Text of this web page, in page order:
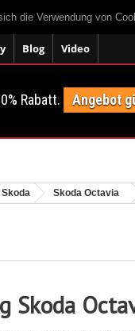
die Verwendung von
Blog Video
Rabatt. Angebot
Skoda Skoda Octavia
Skoda